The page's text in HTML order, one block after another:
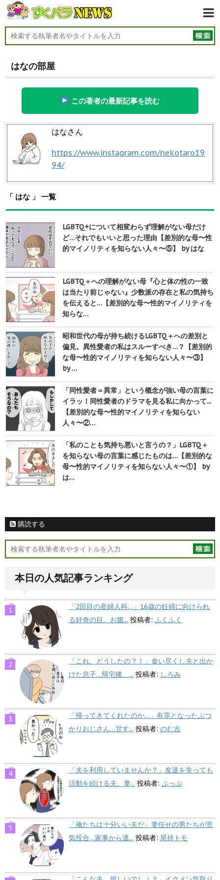
はなの部屋
この著者の最新記事を読む
はなさん
https://www.instagram.com/nekotaro19
94/
「 はな 」 一覧
LGBTQ+について相変わらず理解がない母だけ
ど…それでもいいと思った理由【差別的な母〜性
的マイノリティを知らない人々〜⑤】 by はな
LGBTQ＋への理解がない母『心と体の性の一致
は当たり前じゃない』少数派の存在と私の気持ち
を伝えると…【差別的な母〜性的マイノリティを
知らな…
昭和世代の母が持ち続けるLGBTQ＋への差別と
偏見。異性愛者の私はスルーすべき…？【差別的
な母〜性的マイノリティを知らない人々〜③】
by …
「同性愛者＝異常」という概念が強い母の言葉に
イラッ！同性愛者のドラマを見る私に向かって...
【差別的な母〜性的マイノリティを知らない
人々〜②…
「私のことも気持ち悪いと言うの？」LGBTQ＋
を知らない母の言葉に感じたものは…【差別的な
母〜性的マイノリティを知らない人々〜①】 by
は…
購読する
本日の人気記事ランキング
「2回目の産婦人科…」16歳の妊婦に向けられ
る好奇の目。お腹... 投稿者: ふくふく
「これ、どうしたの？！」食い尽くし夫と出か
けた息子…帰宅後、... 投稿者: しろみ
「帰ってきてくれたのか…」有罪となったぶつ
かりおじさん…甘す... 投稿者: のむ吉
「夫を利用していませんか？」友達を失っても
活動を続ける夫。妻... 投稿者: ぷっぷ
「俺たちは十分いい夫だ」妻任せの男たちが意
気投合…家事から逃... 投稿者: 尾持トモ